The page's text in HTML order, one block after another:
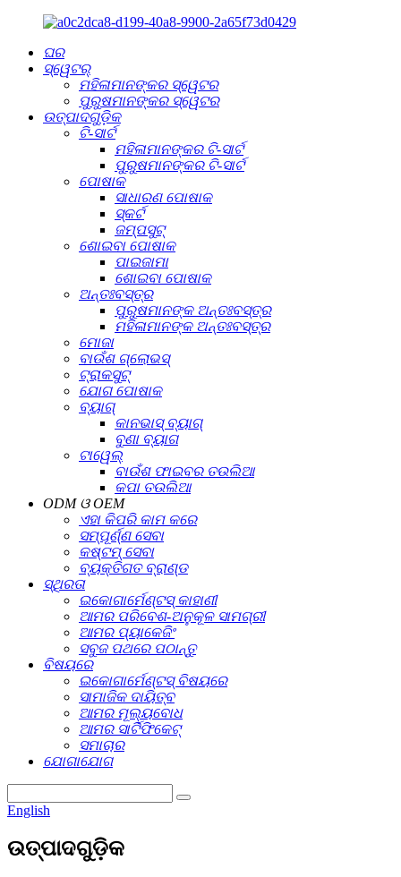
ଘର
ସ୍ୱେଟର୍
ମହିଳାମାନଙ୍କର ସ୍ୱେଟର
ପୁରୁଷମାନଙ୍କର ସ୍ୱେଟର
ଉତ୍ପାଦଗୁଡ଼ିକ
ଟି-ସାର୍ଟ
ମହିଳାମାନଙ୍କର ଟି-ସାର୍ଟ
ପୁରୁଷମାନଙ୍କର ଟି-ସାର୍ଟ
ପୋଷାକ
ସାଧାରଣ ପୋଷାକ
ସ୍କର୍ଟ
ଜମ୍ପସୁଟ୍
ଶୋଇବା ପୋଷାକ
ପାଇଜାମା
ଶୋଇବା ପୋଷାକ
ଅନ୍ତଃବସ୍ତ୍ର
ପୁରୁଷମାନଙ୍କ ଅନ୍ତଃବସ୍ତ୍ର
ମହିଳାମାନଙ୍କ ଅନ୍ତଃବସ୍ତ୍ର
ମୋଜା
ବାଉଁଶ ଗ୍ଲୋଭସ୍
ଟ୍ରାକସୁଟ୍
ଯୋଗ ପୋଷାକ
ବ୍ୟାଗ୍
କାନଭାସ୍ ବ୍ୟାଗ୍
ବୁଣା ବ୍ୟାଗ
ଟାୱେଲ୍
ବାଉଁଶ ଫାଇବର ତଉଲିଆ
କପା ତଉଲିଆ
ODM ଓ OEM
ଏହା କିପରି କାମ କରେ
ସମ୍ପୂର୍ଣ୍ଣ ସେବା
କଷ୍ଟମ୍ ସେବା
ବ୍ୟକ୍ତିଗତ ବ୍ରାଣ୍ଡ
ସ୍ଥିରତା
ଇକୋଗାର୍ମେଣ୍ଟସ୍ କାହାଣୀ
ଆମର ପରିବେଶ-ଅନୁକୂଳ ସାମଗ୍ରୀ
ଆମର ପ୍ୟାକେଜିଂ
ସବୁଜ ପଥରେ ପଠାନ୍ତୁ
ବିଷୟରେ
ଇକୋଗାର୍ମେଣ୍ଟସ୍ ବିଷୟରେ
ସାମାଜିକ ଦାୟିତ୍ବ
ଆମର ମୂଲ୍ୟବୋଧ
ଆମର ସାର୍ଟିଫିକେଟ୍
ସମାଚାର
ଯୋଗାଯୋଗ
English
ଉତ୍ପାଦଗୁଡ଼ିକ